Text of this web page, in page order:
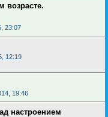
возрасте.
23:07
12:19
19:46
настроением